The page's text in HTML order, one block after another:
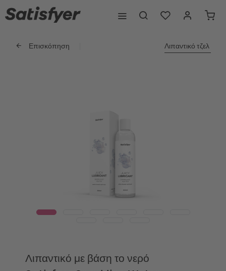
Επισκόπηση Λιπαντικό τζελ
Λιπαντικό με βάση το νερό